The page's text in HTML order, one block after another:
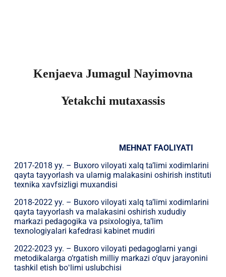
Kenjaeva Jumagul Nayimovna
Yetakchi mutaxassis
MEHNAT FAOLIYATI
2017-2018 yy. – Buxoro viloyati xalq ta’limi xodimlarini
qayta tayyorlash va ularnig malakasini oshirish instituti
texnika xavfsizligi muxandisi
2018-2022 yy. – Buxoro viloyati xalq ta’limi xodimlarini
qayta tayyorlash va malakasini oshirish xududiy
markazi pedagogika va psixologiya, ta’lim
texnologiyalari kafedrasi kabinet mudiri
2022-2023 yy. – Buxoro viloyati pedagoglarni yangi
metodikalarga o‘rgatish milliy markazi o‘quv jarayonini
tashkil etish boʻlimi uslubchisi